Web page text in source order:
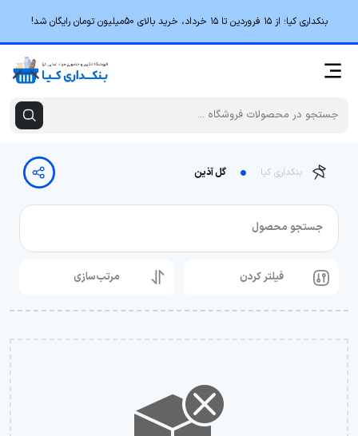
بنکداری کیا؛ از ۱۵ فروردین تا ۱۵ خرداد، خرید بالای 50میلیون تومان رایگان شد!
بنکداری کیا گل آذین
جستجو محصول
فیلتر کردن مرتب‌سازی